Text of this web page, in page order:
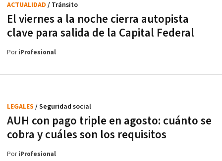
El viernes a la noche cierra autopista
clave para salida de la Capital Federal
ACTUALIDAD / Tránsito
PoriProfesional
AUH con pago triple en agosto: cuánto se
cobra y cuáles son los requisitos
LEGALES / Seguridad social
PoriProfesional